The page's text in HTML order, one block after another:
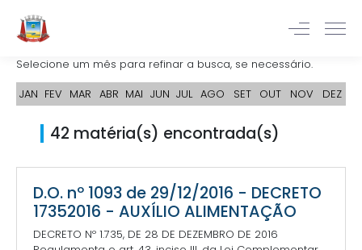
Selecione um mês para refinar a busca, se necessário.
JAN FEV MAR ABR MAI JUN JUL AGO SET OUT NOV DEZ
42 matéria(s) encontrada(s)
D.O. nº 1093 de 29/12/2016 - DECRETO
17352016 - AUXÍLIO ALIMENTAÇÃO
DECRETO Nº 1.735, DE 28 DE DEZEMBRO DE 2016